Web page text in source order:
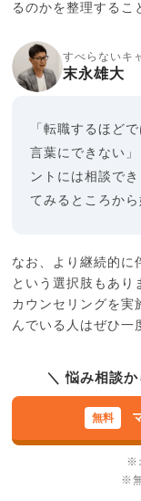
るのかを整理するこ
すべらないキ
末永雄大
「転職するほど
言葉にできない
ントには相談で
てみるところか
なお、より継続的に
という選択肢もあり
カウンセリングを実
んでいる人はぜひ一
＼ 悩み相談
※
※